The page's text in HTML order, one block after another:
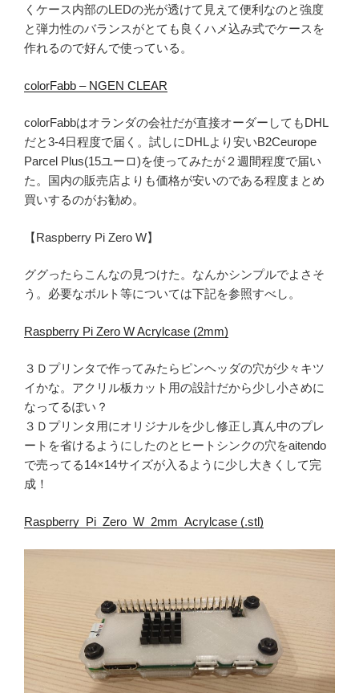
くケース内部のLEDの光が透けて見えて便利なのと強度
と弾力性のバランスがとても良くハメ込み式でケースを
作れるので好んで使っている。
colorFabb – NGEN CLEAR
colorFabbはオランダの会社だが直接オーダーしてもDHL
だと3-4日程度で届く。試しにDHLより安いB2Ceurope
Parcel Plus(15ユーロ)を使ってみたが２週間程度で届い
た。国内の販売店よりも価格が安いのである程度まとめ
買いするのがお勧め。
【Raspberry Pi Zero W】
ググったらこんなの見つけた。なんかシンプルでよさそ
う。必要なボルト等については下記を参照すべし。
Raspberry Pi Zero W Acrylcase (2mm)
３Ｄプリンタで作ってみたらピンヘッダの穴が少々キツ
イかな。アクリル板カット用の設計だから少し小さめに
なってるぽい？
３Ｄプリンタ用にオリジナルを少し修正し真ん中のプレ
ートを省けるようにしたのとヒートシンクの穴をaitendo
で売ってる14×14サイズが入るように少し大きくして完
成！
Raspberry_Pi_Zero_W_2mm_Acrylcase (.stl)